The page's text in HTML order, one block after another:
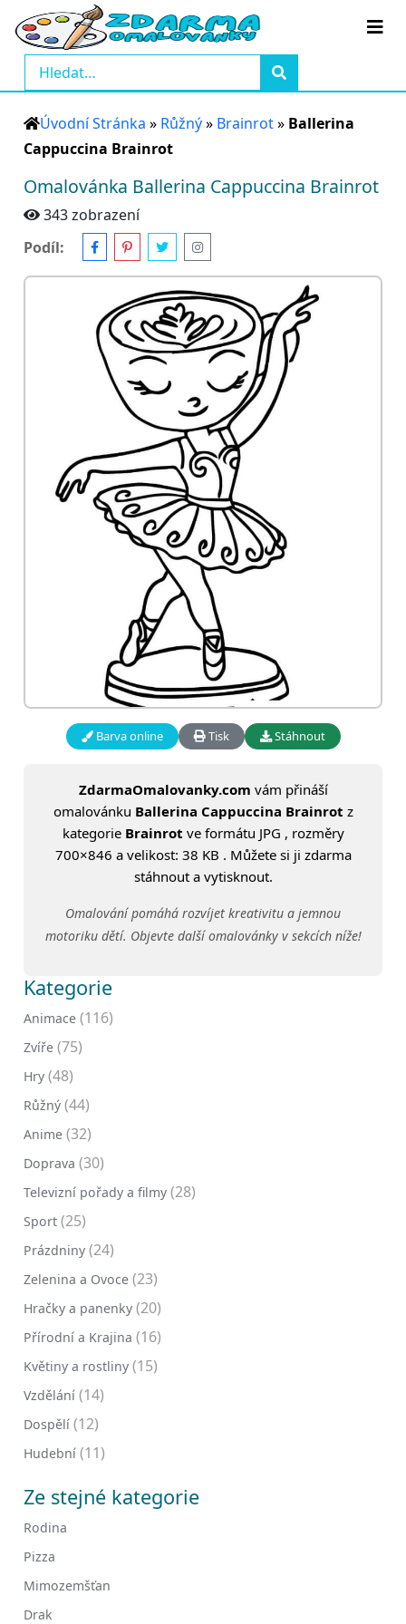
Úvodní Stránka » Růžný» Brainrot» Ballerina
Cappuccina Brainrot
Omalovánka Ballerina Cappuccina Brainrot
343 zobrazení
Podíl:
Barva online Tisk Stáhnout
ZdarmaOmalovanky.com vám přináší
omalovánku Ballerina Cappuccina Brainrot z
kategorie Brainrot ve formátu JPG , rozměry
700×846 a velikost: 38 KB . Můžete si ji zdarma
stáhnout a vytisknout.
Omalování pomáhá rozvíjet kreativitu a jemnou
motoriku dětí. Objevte další omalovánky v sekcích níže!
Kategorie
Animace (116)
Zvíře (75)
Hry (48)
Růžný (44)
Anime (32)
Doprava (30)
Televizní pořady a filmy (28)
Sport (25)
Prázdniny (24)
Zelenina a Ovoce (23)
Hračky a panenky (20)
Přírodní a Krajina (16)
Květiny a rostliny (15)
Vzdělání (14)
Dospělí (12)
Hudební (11)
Ze stejné kategorie
Rodina
Pizza
Mimozemšťan
Drak